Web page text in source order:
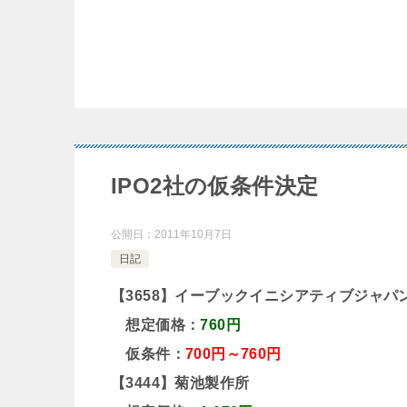
IPO2社の仮条件決定
公開日： 2011年10月7日
日記
【3658】イーブックイニシアティブジャパ
想定価格：760円
仮条件： 700円～760円
【3444】菊池製作所